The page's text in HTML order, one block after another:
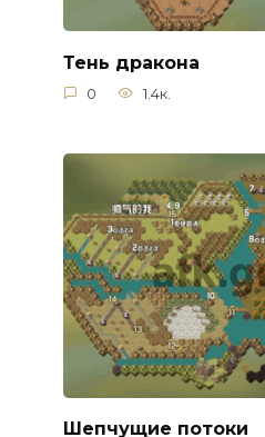
Тень дракона
0 1.4к.
Шепчущие потоки